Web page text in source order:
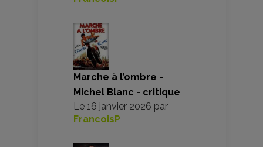
Marche à l’ombre -
Michel Blanc - critique
Le 16 janvier 2026 par
FrancoisP